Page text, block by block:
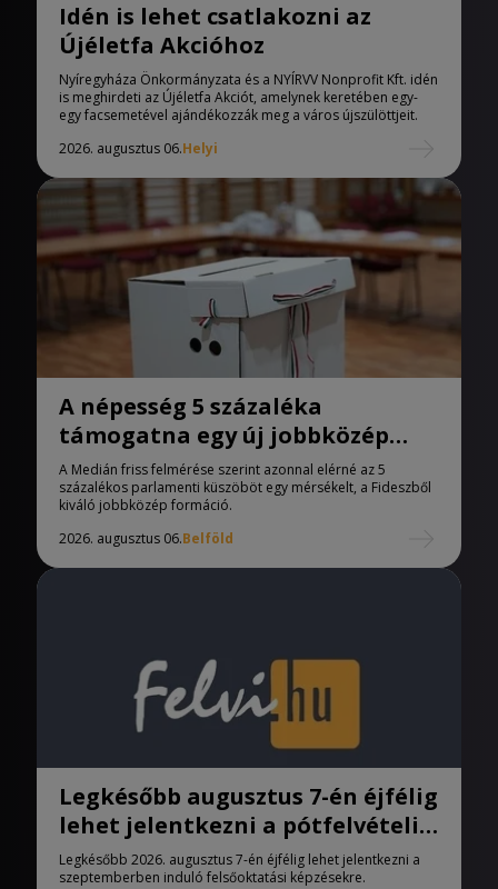
Idén is lehet csatlakozni az
Újéletfa Akcióhoz
Nyíregyháza Önkormányzata és a NYÍRVV Nonprofit Kft. idén
is meghirdeti az Újéletfa Akciót, amelynek keretében egy-
egy facsemetével ajándékozzák meg a város újszülöttjeit.
2026. augusztus 06.Helyi
A népesség 5 százaléka
támogatna egy új jobbközép
pártot
A Medián friss felmérése szerint azonnal elérné az 5
százalékos parlamenti küszöböt egy mérsékelt, a Fideszből
kiváló jobbközép formáció.
2026. augusztus 06.Belföld
Legkésőbb augusztus 7-én éjfélig
lehet jelentkezni a pótfelvételi
eljárásban
Legkésőbb 2026. augusztus 7-én éjfélig lehet jelentkezni a
szeptemberben induló felsőoktatási képzésekre.